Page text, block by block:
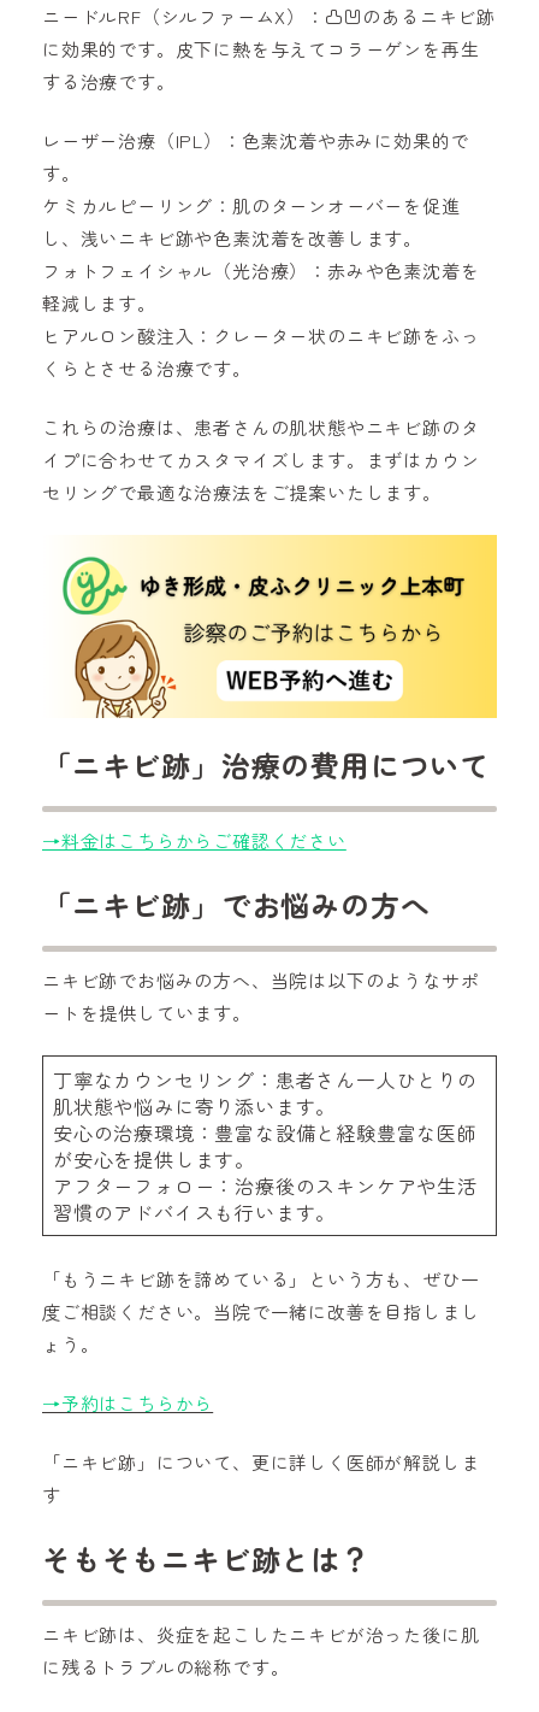
ニードルRF（シルファームX）：凸凹のあるニキビ跡
に効果的です。皮下に熱を与えてコラーゲンを再生
する治療です。
レーザー治療（IPL）：色素沈着や赤みに効果的で
す。
ケミカルピーリング：肌のターンオーバーを促進
し、浅いニキビ跡や色素沈着を改善します。
フォトフェイシャル（光治療）：赤みや色素沈着を
軽減します。
ヒアルロン酸注入：クレーター状のニキビ跡をふっ
くらとさせる治療です。
これらの治療は、患者さんの肌状態やニキビ跡のタ
イプに合わせてカスタマイズします。まずはカウン
セリングで最適な治療法をご提案いたします。
「ニキビ跡」治療の費用について
→料金はこちらからご確認ください
「ニキビ跡」でお悩みの方へ
ニキビ跡でお悩みの方へ、当院は以下のようなサポ
ートを提供しています。
丁寧なカウンセリング：患者さん一人ひとりの
肌状態や悩みに寄り添います。
安心の治療環境：豊富な設備と経験豊富な医師
が安心を提供します。
アフターフォロー：治療後のスキンケアや生活
習慣のアドバイスも行います。
「もうニキビ跡を諦めている」という方も、ぜひ一
度ご相談ください。当院で一緒に改善を目指しまし
ょう。
→予約はこちらから
「ニキビ跡」について、更に詳しく医師が解説しま
す
そもそもニキビ跡とは？
ニキビ跡は、炎症を起こしたニキビが治った後に肌
に残るトラブルの総称です。